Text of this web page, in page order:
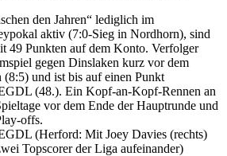
den Jahren“ lediglich im
aktiv (7:0-Sieg in Nordhorn), sind
49 Punkten auf dem Konto. Verfolger
gegen Dinslaken kurz vor dem
(8:5) und ist bis auf einen Punkt
(48.). Ein Kopf-an-Kopf-Rennen an
vor dem Ende der Hauptrunde und
offs.
(Herford: Mit Joey Davies (rechts)
Topscorer der Liga aufeinander)